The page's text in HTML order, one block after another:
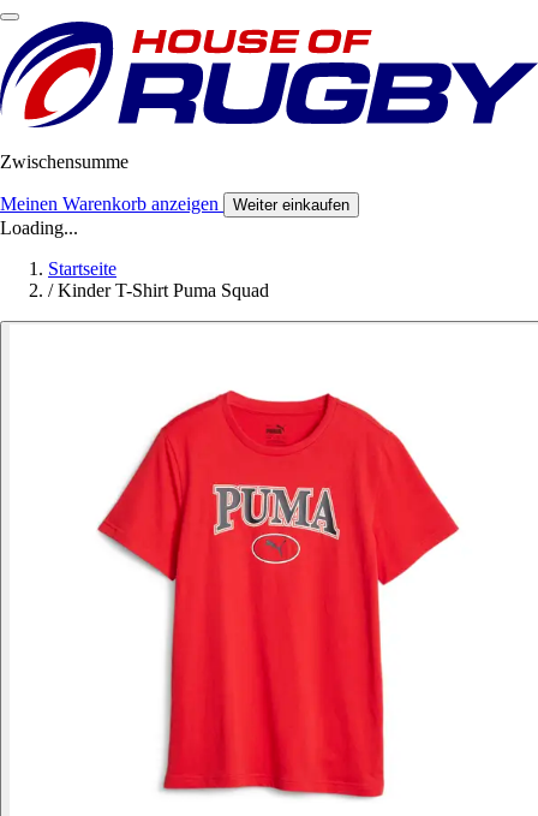
Zwischensumme
Meinen Warenkorb anzeigen Weiter einkaufen
Loading...
Startseite
/ Kinder T-Shirt Puma Squad